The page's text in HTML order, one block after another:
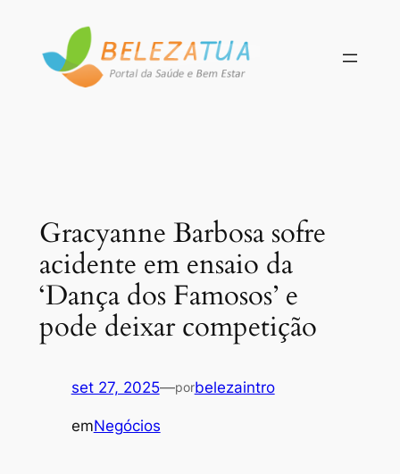
conteúdo
Gracyanne Barbosa sofre
acidente em ensaio da
‘Dança dos Famosos’ e
pode deixar competição
set 27, 2025—porbelezaintro
emNegócios